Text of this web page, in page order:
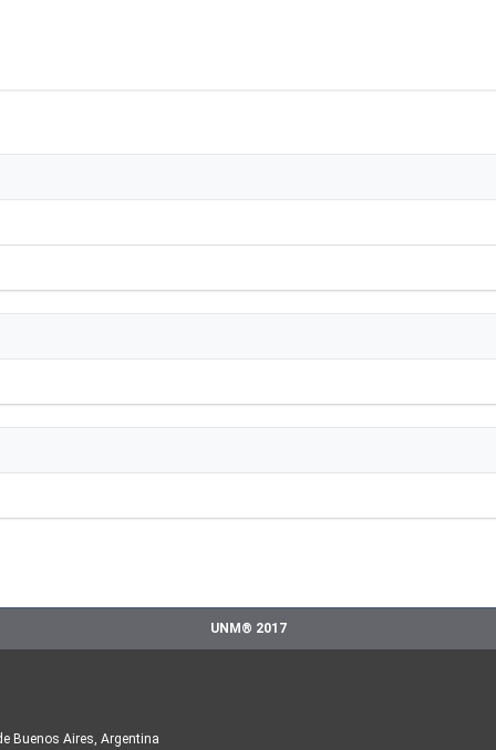
UNM® 2017
Buenos Aires, Argentina